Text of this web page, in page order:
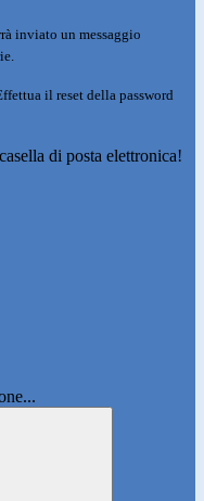
inviato un messaggio
il reset della password
di posta elettronica!